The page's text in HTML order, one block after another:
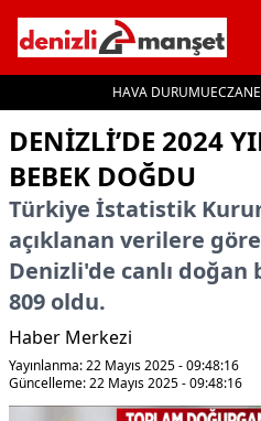
HAVA DURUMU
İçeriğe geç
DENİZLİ’DE 2024
BEBEK DOĞDU
Türkiye İstatistik
açıklanan verilere
Denizli'de canlı doğan
809 oldu.
Haber Merkezi
Yayınlanma: 22 Mayıs 2025 - 09:48:16
Güncelleme: 22 Mayıs 2025 - 09:48:16